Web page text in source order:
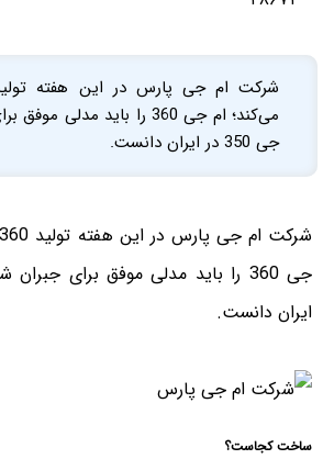
می‌کند؛ ام جی 360 را باید
جی 350 در ایران دانست.
ایران دانست.
ساخت کجاست؟